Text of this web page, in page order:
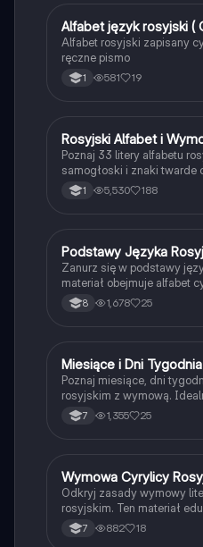
Język rosyjski
Alfabet język rosyjski (
Alfabet rosyjski zapisany
ręczne pismo
1 581 19
Język rosyjski
Rosyjski Alfabet i
Poznaj 33 litery alfabetu
samogłoski i znaki twarde
czytać rosyjskie litery w
Idealne dla uczniów
1 5,530 188
Język rosyjski
Podstawy Języka
Zanurz się w podstawy
materiał obejmuje alfabet
zwroty, które pomogą Ci w
Idealny dla
8 1,678 25
Język rosyjski
Miesiące i Dni
Poznaj miesiące, dni
rosyjskim z wymową.
rosyjskiego, aby łatwo
słownictwo. Zawiera
7 1,355 25
Język rosyjski
Wymowa Cyrylicy
Odkryj zasady wymowy
rosyjskim. Ten materiał
szczegółowe informacje
transkrypcji oraz
7 882 18